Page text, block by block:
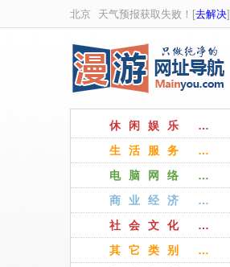
北京 天气预报获取失败！[去解决]
休闲娱乐 …
生活服务 …
电脑网络 …
商业经济 …
社会文化 …
其它类别 …